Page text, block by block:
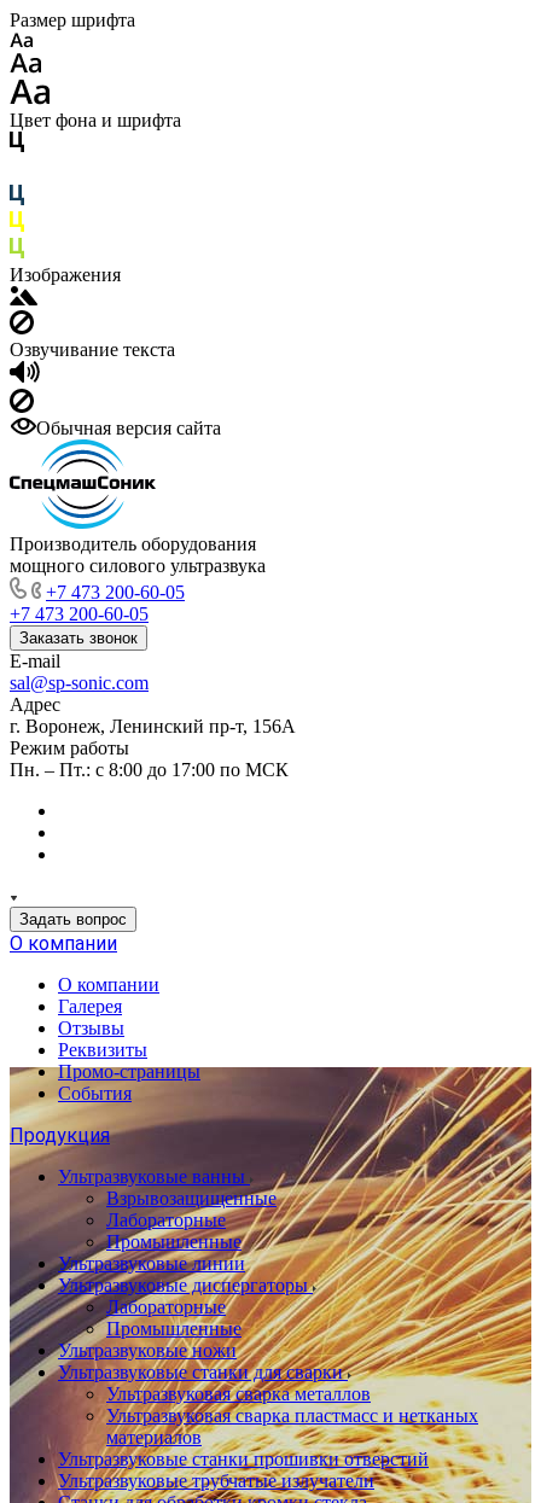
Размер шрифта
Цвет фона и шрифта
Изображения
Озвучивание текста
Обычная версия сайта
Производитель оборудования
мощного силового ультразвука
+7 473 200-60-05
+7 473 200-60-05
Заказать звонок
E-mail
sal@sp-sonic.com
Адрес
г. Воронеж, Ленинский пр-т, 156А
Режим работы
Пн. – Пт.: с 8:00 до 17:00 по МСК
Задать вопрос
О компании
О компании
Галерея
Отзывы
Реквизиты
Промо-страницы
События
Продукция
Ультразвуковые ванны
Взрывозащищенные
Лабораторные
Промышленные
Ультразвуковые линии
Ультразвуковые диспергаторы
Лабораторные
Промышленные
Ультразвуковые ножи
Ультразвуковые станки для сварки
Ультразвуковая сварка металлов
Ультразвуковая сварка пластмасс и нетканых
материалов
Ультразвуковые станки прошивки отверстий
Ультразвуковые трубчатые излучатели